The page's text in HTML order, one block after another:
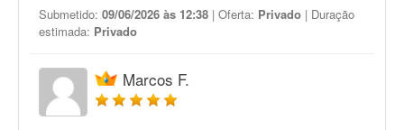
Submetido: 09/06/2026 às 12:38 | Oferta: Privado | Duração
estimada: Privado
Marcos F.